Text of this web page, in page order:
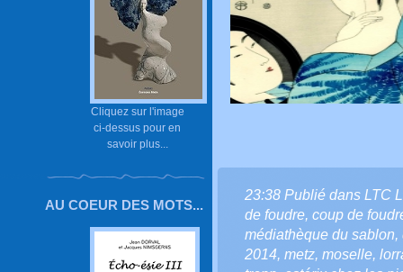
Cliquez sur l'image
ci-dessus pour en
savoir plus...
AU COEUR DES MOTS...
23:38 Publié dans LTC
de foudre, coup de
médiathèque du sablon,
2014, metz, moselle,